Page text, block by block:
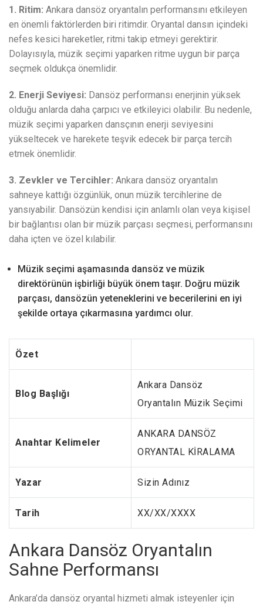
1. Ritim: Ankara dansöz oryantalın performansını etkileyen
en önemli faktörlerden biri ritimdir. Oryantal dansın içindeki
nefes kesici hareketler, ritmi takip etmeyi gerektirir.
Dolayısıyla, müzik seçimi yaparken ritme uygun bir parça
seçmek oldukça önemlidir.
2. Enerji Seviyesi: Dansöz performansı enerjinin yüksek
olduğu anlarda daha çarpıcı ve etkileyici olabilir. Bu nedenle,
müzik seçimi yaparken dansçının enerji seviyesini
yükseltecek ve harekete teşvik edecek bir parça tercih
etmek önemlidir.
3. Zevkler ve Tercihler: Ankara dansöz oryantalın
sahneye kattığı özgünlük, onun müzik tercihlerine de
yansıyabilir. Dansözün kendisi için anlamlı olan veya kişisel
bir bağlantısı olan bir müzik parçası seçmesi, performansını
daha içten ve özel kılabilir.
Müzik seçimi aşamasında dansöz ve müzik
direktörünün işbirliği büyük önem taşır. Doğru müzik
parçası, dansözün yeteneklerini ve becerilerini en iyi
şekilde ortaya çıkarmasına yardımcı olur.
Özet
Blog Başlığı
Ankara Dansöz
Oryantalın Müzik Seçimi
Anahtar Kelimeler
ANKARA DANSÖZ
ORYANTAL KİRALAMA
Yazar Sizin Adınız
Tarih XX/XX/XXXX
Ankara Dansöz Oryantalın
Sahne Performansı
Ankara’da dansöz oryantal hizmeti almak isteyenler için